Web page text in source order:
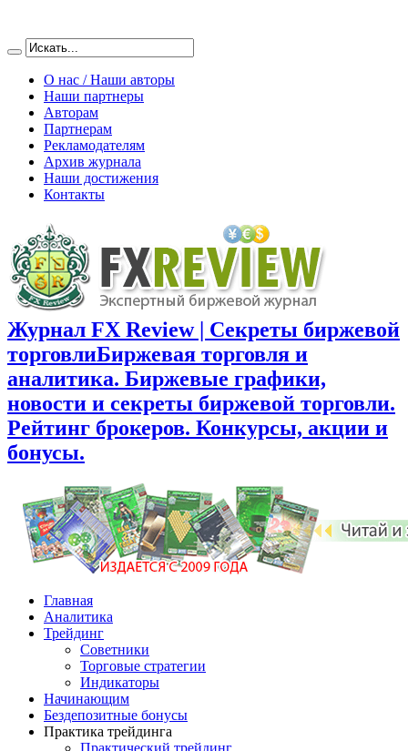
О нас / Наши авторы
Наши партнеры
Авторам
Партнерам
Рекламодателям
Архив журнала
Наши достижения
Контакты
Журнал FX Review | Секреты биржевой
торговлиБиржевая торговля и
аналитика. Биржевые графики,
новости и секреты биржевой торговли.
Рейтинг брокеров. Конкурсы, акции и
бонусы.
Главная
Аналитика
Трейдинг
Советники
Торговые стратегии
Индикаторы
Начинающим
Бездепозитные бонусы
Практика трейдинга
Практический трейдинг